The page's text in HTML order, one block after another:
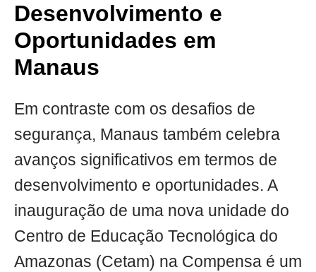
Desenvolvimento e
Oportunidades em
Manaus
Em contraste com os desafios de
segurança, Manaus também celebra
avanços significativos em termos de
desenvolvimento e oportunidades. A
inauguração de uma nova unidade do
Centro de Educação Tecnológica do
Amazonas (Cetam) na Compensa é um